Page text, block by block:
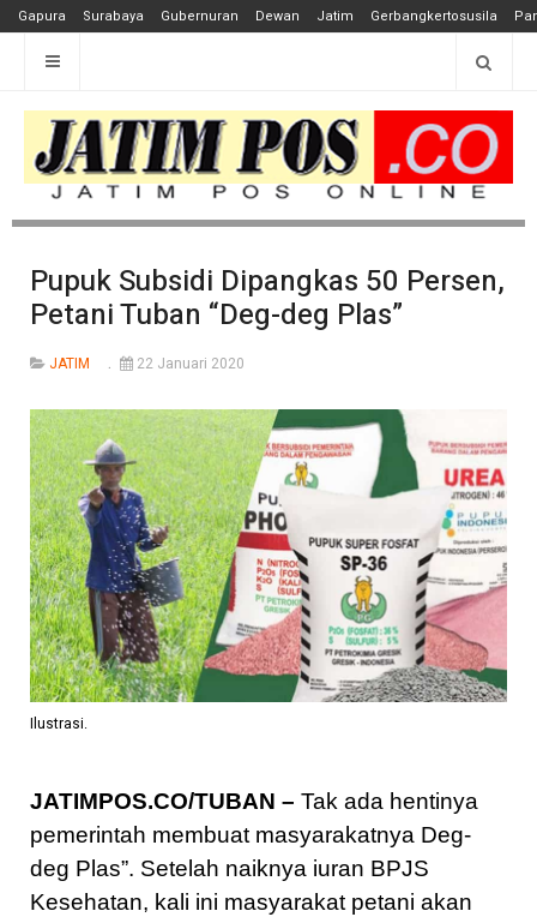
Gapura Surabaya Gubernuran Dewan Jatim Gerbangkertosusila
Pupuk Subsidi Dipangkas 50 Persen,
Petani Tuban “Deg-deg Plas”
JATIM 22 Januari 2020
Ilustrasi.
JATIMPOS.CO/TUBAN – Tak ada hentinya
pemerintah membuat masyarakatnya Deg-
deg Plas”. Setelah naiknya iuran BPJS
Kesehatan, kali ini masyarakat petani akan